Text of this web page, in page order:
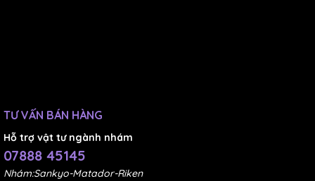
TƯ VẤN BÁN HÀNG
Hỗ trợ vật tư ngành nhám
07888 45145
Nhám:Sankyo-Matador-Riken